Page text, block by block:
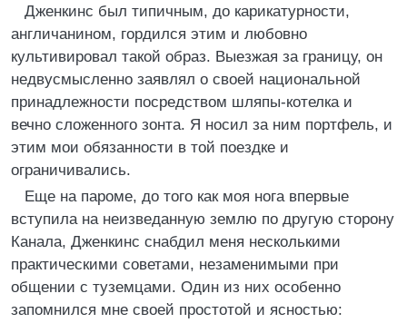
Дженкинс был типичным, до карикатурности,
англичанином, гордился этим и любовно
культивировал такой образ. Выезжая за границу, он
недвусмысленно заявлял о своей национальной
принадлежности посредством шляпы-котелка и
вечно сложенного зонта. Я носил за ним портфель, и
этим мои обязанности в той поездке и
ограничивались.
Еще на пароме, до того как моя нога впервые
вступила на неизведанную землю по другую сторону
Канала, Дженкинс снабдил меня несколькими
практическими советами, незаменимыми при
общении с туземцами. Один из них особенно
запомнился мне своей простотой и ясностью: